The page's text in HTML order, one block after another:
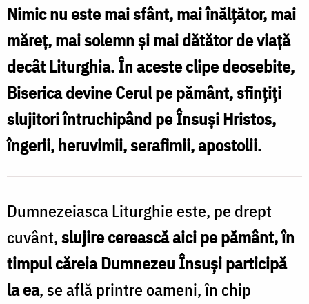
Cerului
pe
pământ
Foto:
Oana
Nechifor
Nimic nu este mai sfânt, mai înălțător, mai
măreț, mai solemn și mai dătător de viață
decât Liturghia. În aceste clipe deosebite,
Biserica devine Cerul pe pământ, sfințiți
slujitori întruchipând pe Însuși Hristos,
îngerii, heruvimii, serafimii, apostolii.
Dumnezeiasca Liturghie este, pe drept
cuvânt,slujire cerească aici pe pământ, în
timpul căreia Dumnezeu Însuşi participă
la ea, se află printre oameni, în chip